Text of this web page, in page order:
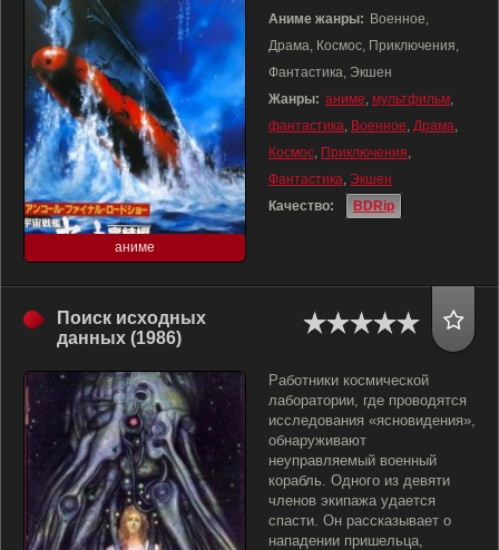
аниме
Аниме жанры: Военное,
Драма, Космос, Приключения,
Фантастика, Экшен
Жанры: аниме, мультфильм,
фантастика, Военное, Драма,
Космос, Приключения,
Фантастика, Экшен
Качество:
BDRip
Поиск исходных
данных (1986)
Работники космической
лаборатории, где проводятся
исследования «ясновидения»,
обнаруживают
неуправляемый военный
корабль. Одного из девяти
членов экипажа удается
спасти. Он рассказывает о
нападении пришельца,